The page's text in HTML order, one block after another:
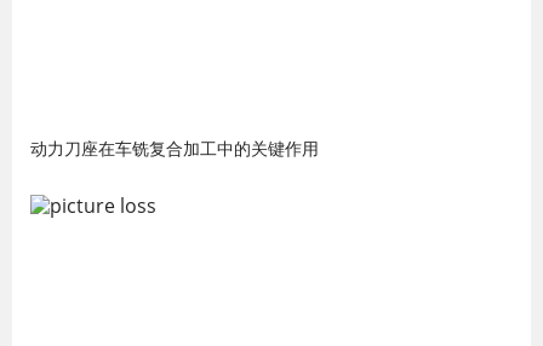
动力刀座在车铣复合加工中的关键作用